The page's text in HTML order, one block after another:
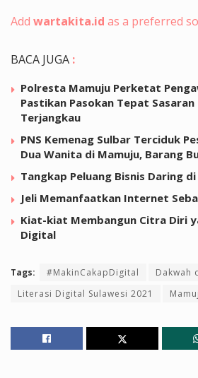
Add wartakita.id as a preferred
BACA JUGA :
Polresta Mamuju Perketat
Pastikan Pasokan Tepat
Terjangkau
PNS Kemenag Sulbar Terciduk
Dua Wanita di Mamuju, Barang
Tangkap Peluang Bisnis Daring
Jeli Memanfaatkan Internet
Kiat-kiat Membangun Citra Diri
Digital
Tags: #MakinCakapDigital
Dakwah
Literasi Digital Sulawesi 2021